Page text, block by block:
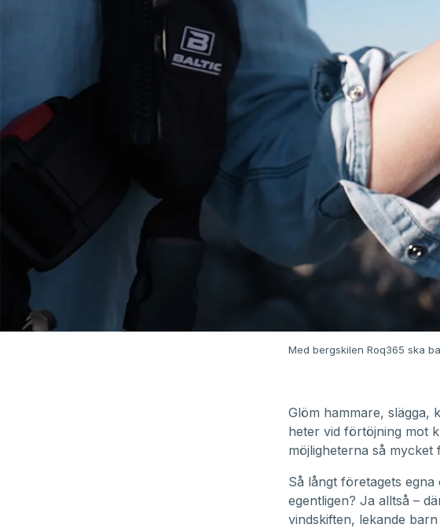
Med bergskilen Roq365 ska
Glöm hammare, slägga,
heter vid förtöjning mot
möjligheterna så
Så långt företagets
egentligen? Ja alltså –
vindskiften, lekande